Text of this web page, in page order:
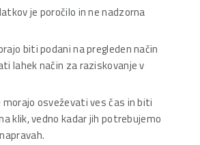
je poročilo in ne nadzorna
biti podani na pregleden način
lahek način za raziskovanje v
morajo osveževati ves čas in biti
klik, vedno kadar jih potrebujemo